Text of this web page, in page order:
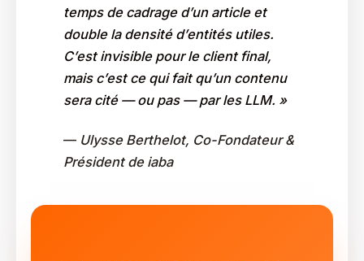
temps de cadrage d’un article et
double la densité d’entités utiles.
C’est invisible pour le client final,
mais c’est ce qui fait qu’un contenu
sera cité — ou pas — par les LLM. »
— Ulysse Berthelot, Co-Fondateur &
Président de iaba